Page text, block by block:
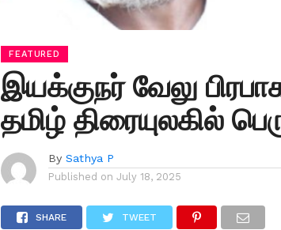
FEATURED
இயக்குநர் வேலு
தமிழ் திரையுலகில்
By Sathya P
Published on July 18, 2025
SHARE TWEET